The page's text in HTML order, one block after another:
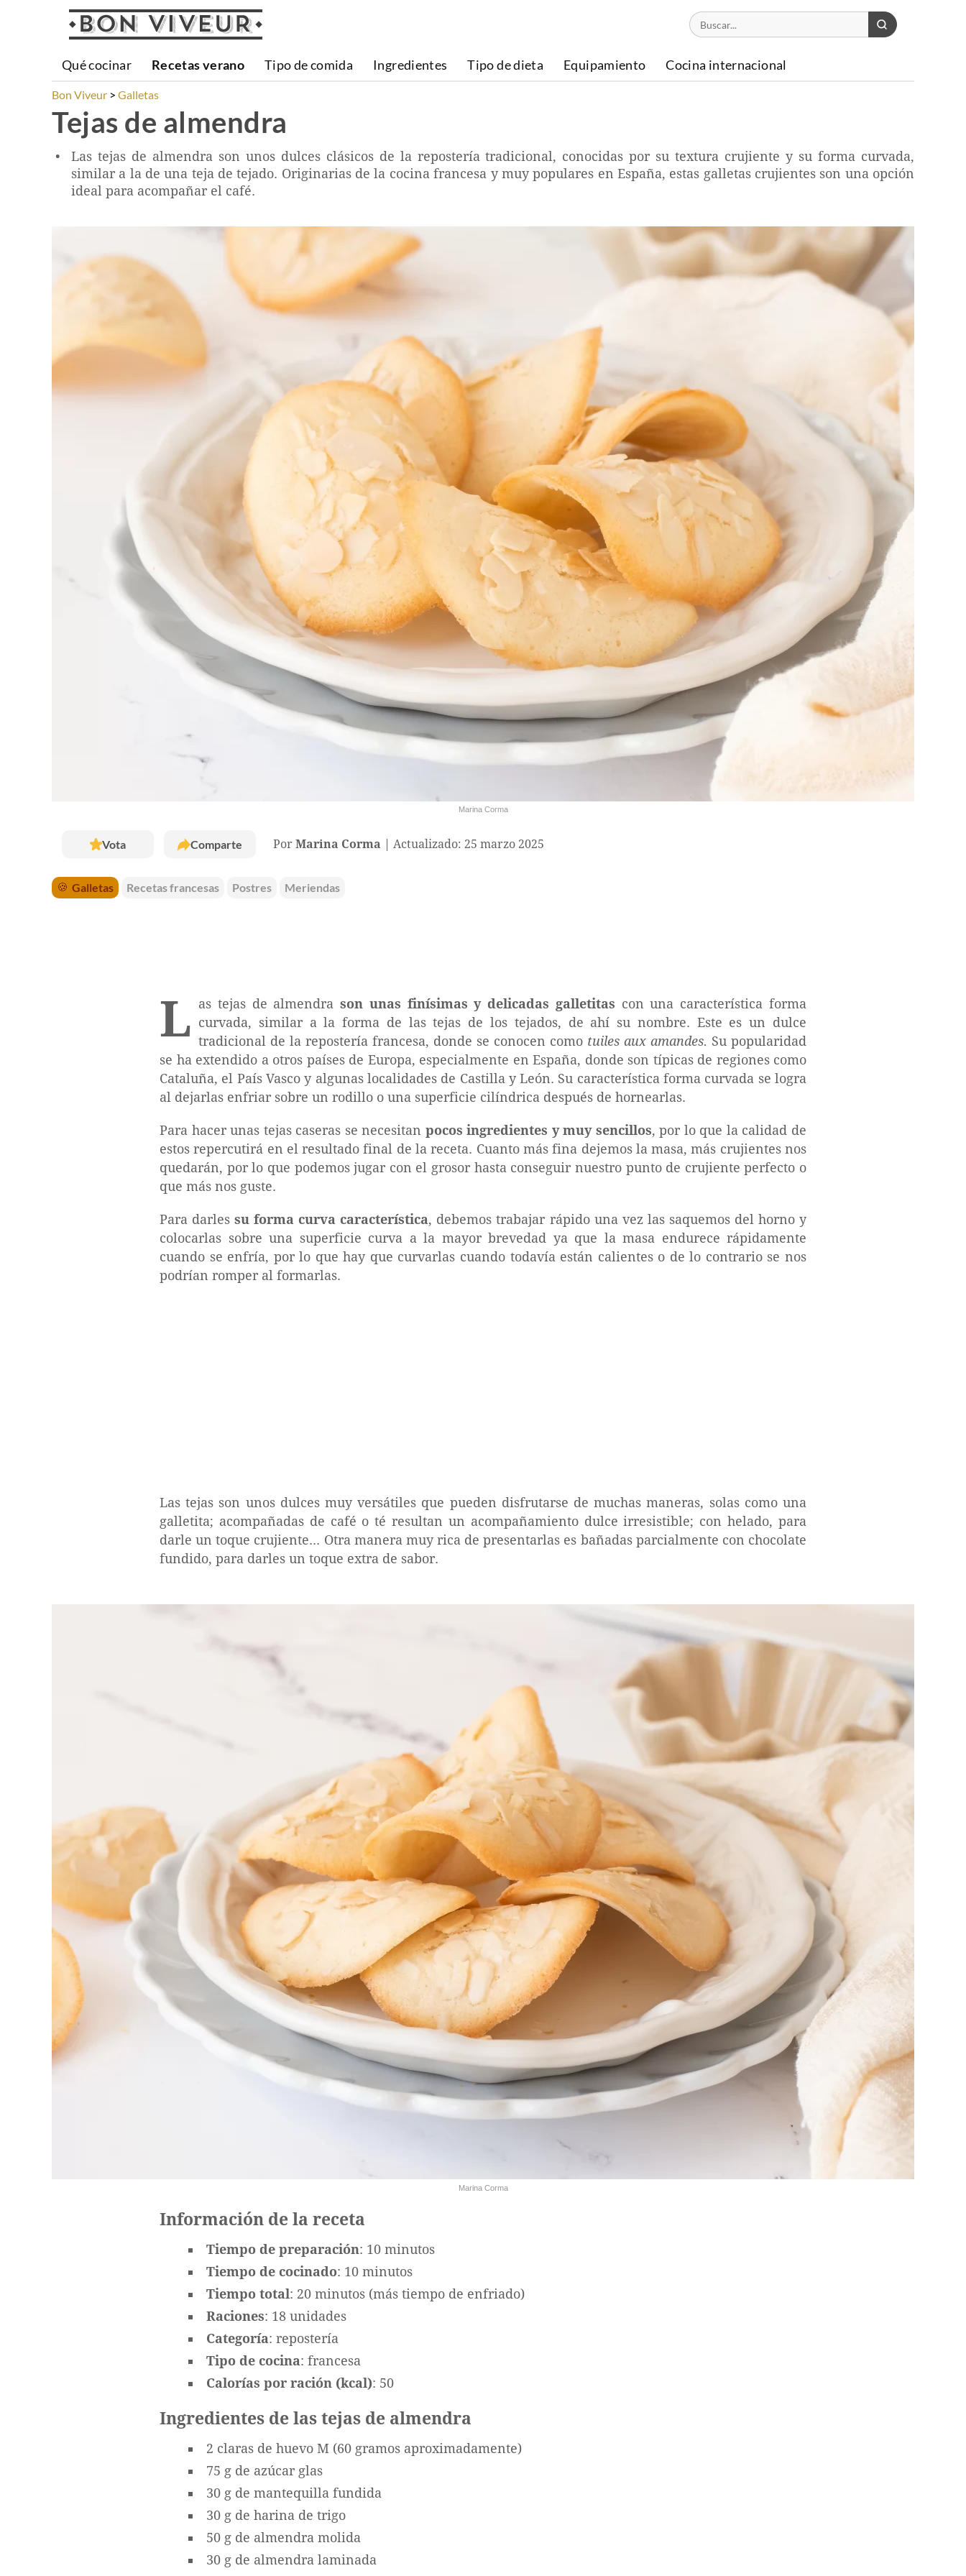
Qué cocinar Recetas verano Tipo de comida Ingredientes Tipo de dieta Equipamiento Cocina internacional
Bon Viveur Galletas
Tejas de almendra
Marina Corma
Las tejas de almendra son unos dulces clásicos de la repostería tradicional, conocidas por su textura crujiente y su forma curvada,
similar a la de una teja de tejado. Originarias de la cocina francesa y muy populares en España, estas galletas crujientes son una opción
ideal para acompañar el café.
Vota Comparte Por Marina Corma Actualizado: 25 marzo 2025
🍪 Galletas Recetas francesas Postres Meriendas
L as tejas de almendrason unas finísimas y delicadas galletitas con una característica forma
curvada, similar a la forma de las tejas de los tejados, de ahí su nombre. Este es un dulce
tradicional de la repostería francesa, donde se conocen como tuiles aux amandes. Su popularidad
se ha extendido a otros países de Europa, especialmente en España, donde son típicas de regiones como
Cataluña, el País Vasco y algunas localidades de Castilla y León. Su característica forma curvada se logra
al dejarlas enfriar sobre un rodillo o una superficie cilíndrica después de hornearlas.
Para hacer unas tejas caseras se necesitan pocos ingredientes y muy sencillos, por lo que la calidad de
estos repercutirá en el resultado final de la receta. Cuanto más fina dejemos la masa, más crujientes nos
quedarán, por lo que podemos jugar con el grosor hasta conseguir nuestro punto de crujiente perfecto o
que más nos guste.
Para darlessu forma curva característica, debemos trabajar rápido una vez las saquemos del horno y
colocarlas sobre una superficie curva a la mayor brevedad ya que la masa endurece rápidamente
cuando se enfría, por lo que hay que curvarlas cuando todavía están calientes o de lo contrario se nos
podrían romper al formarlas.
Las tejas son unos dulces muy versátiles que pueden disfrutarse de muchas maneras, solas como una
galletita; acompañadas de café o té resultan un acompañamiento dulce irresistible; con helado, para
darle un toque crujiente... Otra manera muy rica de presentarlas es bañadas parcialmente con chocolate
fundido, para darles un toque extra de sabor.
Marina Corma
Información de la receta
Tiempo de preparación: 10 minutos
Tiempo de cocinado: 10 minutos
Tiempo total: 20 minutos (más tiempo de enfriado)
Raciones: 18 unidades
Categoría: repostería
Tipo de cocina: francesa
Calorías por ración (kcal): 50
Ingredientes de las tejas de almendra
2 claras de huevo M (60 gramos aproximadamente)
75 g de azúcar glas
30 g de mantequilla fundida
30 g de harina de trigo
50 g de almendra molida
30 g de almendra laminada